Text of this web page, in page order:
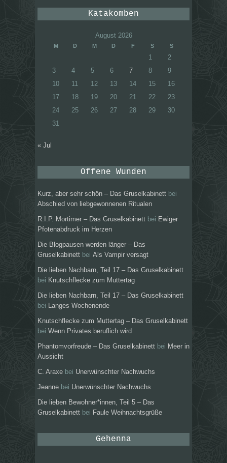
Katakomben
August 2026
M D M D F S S
1
2
3
4 5 6 7 8
9
10
11 12 13 14 15
16
17
18 19 20 21 22
23
24
25 26 27 28 29
30
31
« Jul
Offene Wunden
Kurz, aber sehr schön – Das Gruselkabinett bei
Abschied von liebgewonnenen Ritualen
R.I.P. Mortimer – Das Gruselkabinett bei Ewiger
Pfotenabdruck im Herzen
Die Blogpausen werden länger – Das
Gruselkabinett bei Als Vampir versagt
Die lieben Nachbarn, Teil 17 – Das Gruselkabinett
bei Knutschflecke zum Muttertag
Die lieben Nachbarn, Teil 17 – Das Gruselkabinett
bei
Langes Wochenende
Knutschflecke zum Muttertag – Das Gruselkabinett
bei Wenn Privates beruflich wird
Phantomvorfreude – Das Gruselkabinett bei Meer in
Aussicht
C. Araxe bei Unerwünschter Nachwuchs
Jeanne bei Unerwünschter Nachwuchs
Die lieben Bewohner*innen, Teil 5 – Das
Gruselkabinett bei Faule Weihnachtsgrüße
Gehenna